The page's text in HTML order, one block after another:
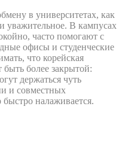
в университетах, как
уважительное. В кампусах
часто помогают с
офисы и студенческие
что корейская
быть более закрытой:
держаться чуть
и совместных
налаживается.